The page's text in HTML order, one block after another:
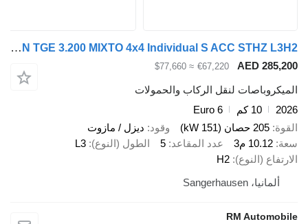
MAN TGE 3.200 MIXTO 4x4 Individual S ACC STHZ L3H2
AED
€67,220
≈ $77,660
لنقل الركاب والحمولات
10 كم
Euro 6
205 حصان (151 kW)
وقود
ديزل / مازوت
10.12 م3
عدد المقاعد 5 الطول (النوع)
L3
(النوع) H2
RM